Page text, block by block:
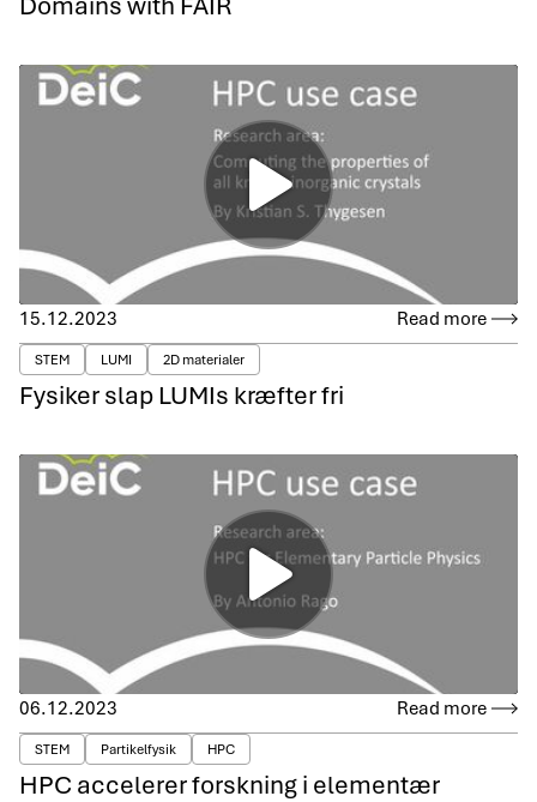
15.12.2023 Read more
STEM LUMI 2D materialer
Fysiker slap LUMIs kræfter fri
06.12.2023 Read more
STEM Partikelfysik HPC
HPC accelerer forskning i elementær